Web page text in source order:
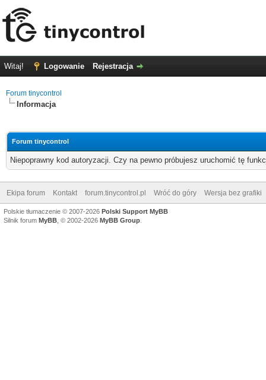
Witaj! Logowanie Rejestracja
Forum tinycontrol
Informacja
Forum tinycontrol
Niepoprawny kod autoryzacji. Czy na pewno próbujesz uruchomić tę
Ekipa forum Kontakt forum.tinycontrol.pl Wróć do góry Wersja bez grafiki
Polskie tłumaczenie © 2007-2026 Polski Support MyBB
Silnik forum MyBB , © 2002-2026 MyBB Group